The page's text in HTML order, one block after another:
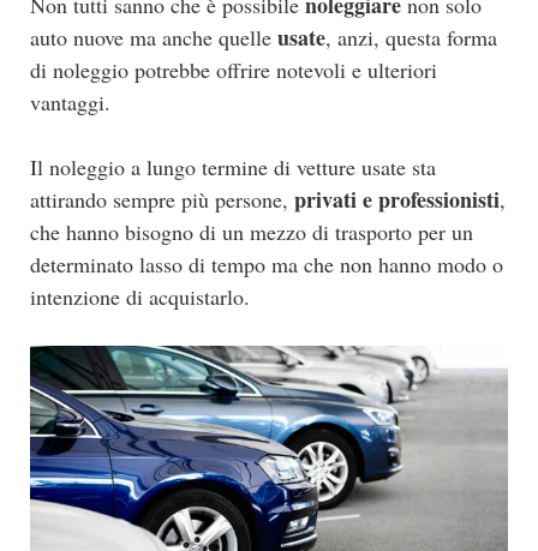
auto nuove ma anche quelle usate, anzi, questa forma
di noleggio potrebbe offrire notevoli e ulteriori
vantaggi.
Il noleggio a lungo termine di vetture usate sta
attirando sempre più persone, privati e professionisti,
che hanno bisogno di un mezzo di trasporto per un
determinato lasso di tempo ma che non hanno modo o
intenzione di acquistarlo.